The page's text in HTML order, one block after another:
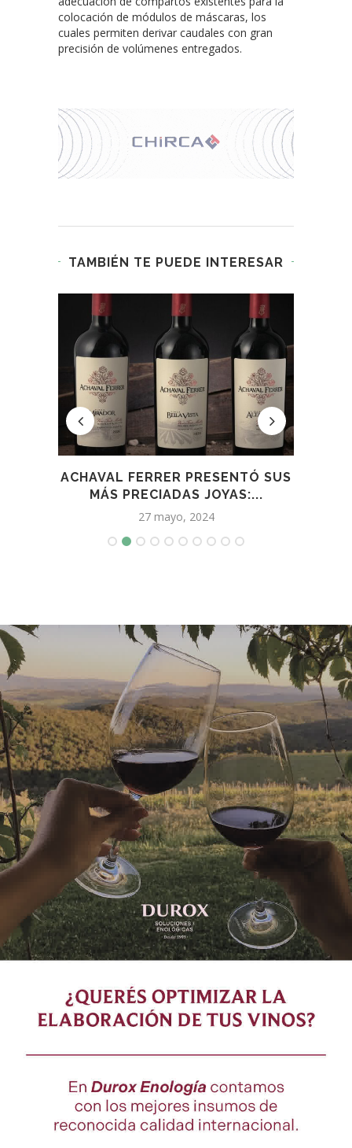
colocación de módulos de máscaras, los
cuales permiten derivar caudales con gran
precisión de volúmenes entregados.
TAMBIÉN TE PUEDE INTERESAR
ACHAVAL FERRER PRESENTÓ SUS
MÁS PRECIADAS JOYAS:...
27 mayo, 2024